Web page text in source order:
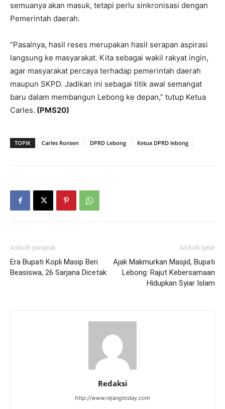
semuanya akan masuk, tetapi perlu sinkronisasi dengan
Pemerintah daerah.
“Pasalnya, hasil reses merupakan hasil serapan aspirasi
langsung ke masyarakat. Kita sebagai wakil rakyat ingin,
agar masyarakat percaya terhadap pemerintah daerah
maupun SKPD. Jadikan ini sebagai titik awal semangat
baru dalam membangun Lebong ke depan,” tutup Ketua
Carles. (PMS20)
TOPIK Carles Ronsen DPRD Lebong Ketua DPRD lebong
Artikulli paraprak
Era Bupati Kopli Masip Beri
Beasiswa, 26 Sarjana Dicetak
Artikulli tjetër
Ajak Makmurkan Masjid, Bupati
Lebong: Rajut Kebersamaan
Hidupkan Syiar Islam
Redaksi
http://www.rejangtoday.com